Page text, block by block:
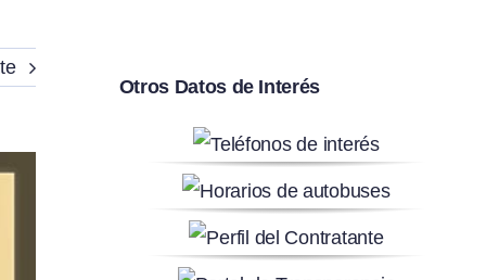
Otros Datos de Interés